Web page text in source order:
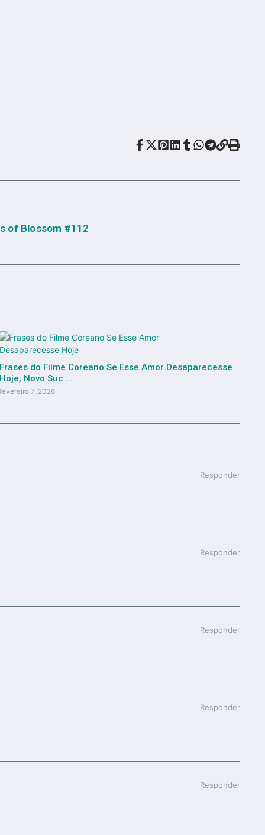
of Blossom #112
Frases do Filme Coreano Se Esse Amor Desaparecesse
Hoje, Novo Suc ...
fevereiro 7, 2026
Responder
Responder
Responder
Responder
Responder